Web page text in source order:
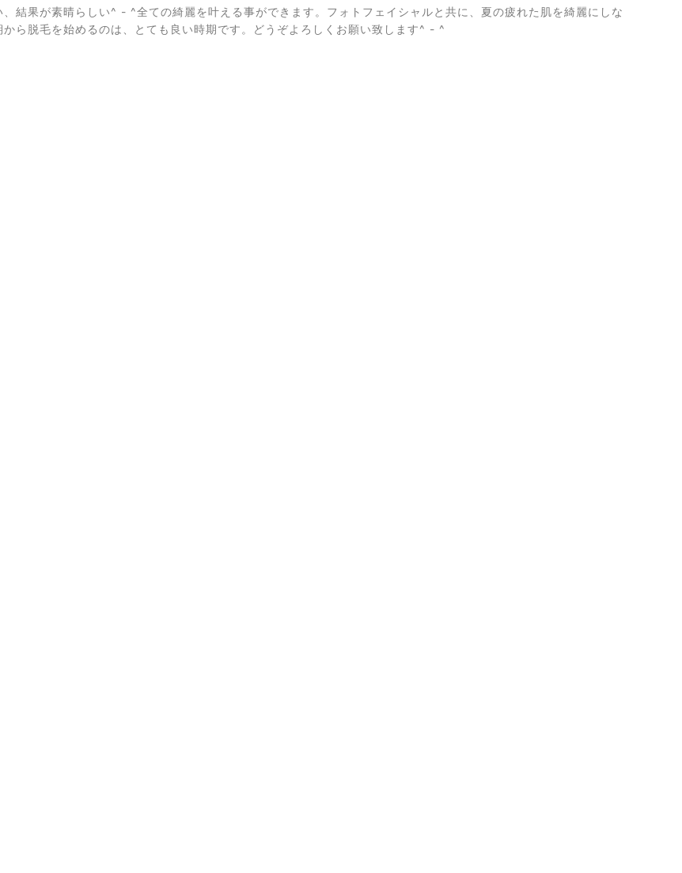
、結果が素晴らしい^ - ^全ての綺麗を叶える事ができます。フォトフェイシャルと共に、夏の疲れた肌を綺麗にしな
から脱毛を始めるのは、とても良い時期です。どうぞよろしくお願い致します^ - ^